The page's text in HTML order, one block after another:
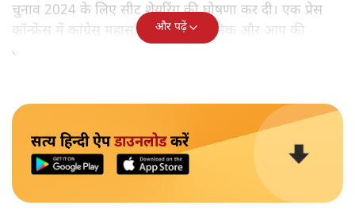
चुनाव 2024 के लिए सीट शेयरिंग की घोषणा कर दी। एक प्रेस
कॉन्फ्रेंस में कांग्रेस महासचिव मुकुल वासनिक और आप की
आतिशी और अन्य नेता मौजूद थे।
और पढ़ें
सत्य हिन्दी ऐपडाउनलोडकरें